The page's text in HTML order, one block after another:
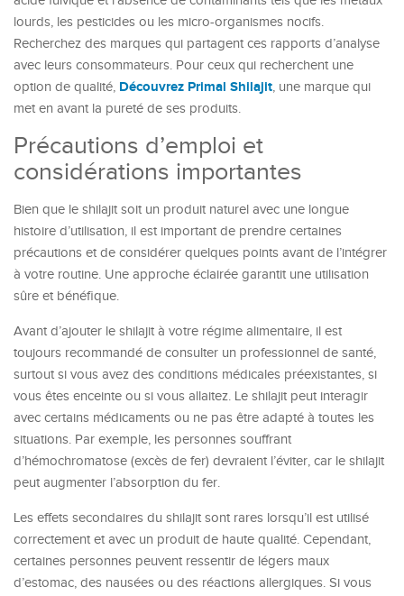
lourds, les pesticides ou les micro-organismes nocifs.
Recherchez des marques qui partagent ces rapports d’analyse
avec leurs consommateurs. Pour ceux qui recherchent une
option de qualité, Découvrez Primal Shilajit, une marque qui
met en avant la pureté de ses produits.
Précautions d’emploi et
considérations importantes
Bien que le shilajit soit un produit naturel avec une longue
histoire d’utilisation, il est important de prendre certaines
précautions et de considérer quelques points avant de l’intégrer
à votre routine. Une approche éclairée garantit une utilisation
sûre et bénéfique.
Avant d’ajouter le shilajit à votre régime alimentaire, il est
toujours recommandé de consulter un professionnel de santé,
surtout si vous avez des conditions médicales préexistantes, si
vous êtes enceinte ou si vous allaitez. Le shilajit peut interagir
avec certains médicaments ou ne pas être adapté à toutes les
situations. Par exemple, les personnes souffrant
d’hémochromatose (excès de fer) devraient l’éviter, car le shilajit
peut augmenter l’absorption du fer.
Les effets secondaires du shilajit sont rares lorsqu’il est utilisé
correctement et avec un produit de haute qualité. Cependant,
certaines personnes peuvent ressentir de légers maux
d’estomac, des nausées ou des réactions allergiques. Si vous